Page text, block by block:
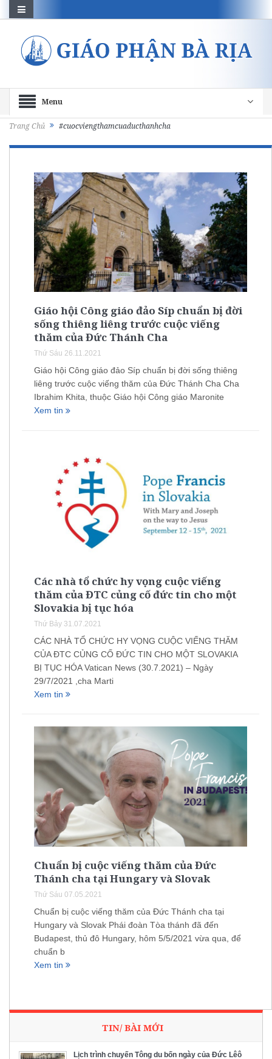
Menu
Trang Chủ #cuocviengthamcuaducthanhcha
Giáo hội Công giáo đảo Síp chuẩn bị đời
sống thiêng liêng trước cuộc viếng
thăm của Đức Thánh Cha
Thứ Sáu 26.11.2021
Giáo hội Công giáo đảo Síp chuẩn bị đời sống thiêng
liêng trước cuộc viếng thăm của Đức Thánh Cha Cha
Ibrahim Khita, thuộc Giáo hội Công giáo Maronite
Xem tin
Các nhà tổ chức hy vọng cuộc viếng
thăm của ĐTC củng cố đức tin cho một
Slovakia bị tục hóa
Thứ Bảy 31.07.2021
CÁC NHÀ TỔ CHỨC HY VỌNG CUỘC VIẾNG THĂM
CỦA ĐTC CỦNG CỐ ĐỨC TIN CHO MỘT SLOVAKIA
BỊ TỤC HÓA Vatican News (30.7.2021) – Ngày
29/7/2021 ,cha Marti
Xem tin
Chuẩn bị cuộc viếng thăm của Đức
Thánh cha tại Hungary và Slovak
Thứ Sáu 07.05.2021
Chuẩn bị cuộc viếng thăm của Đức Thánh cha tại
Hungary và Slovak Phái đoàn Tòa thánh đã đến
Budapest, thủ đô Hungary, hôm 5/5/2021 vừa qua, để
chuẩn b
Xem tin
TIN/ BÀI MỚI
Lịch trình chuyến Tông du bốn ngày của Đức Lêô